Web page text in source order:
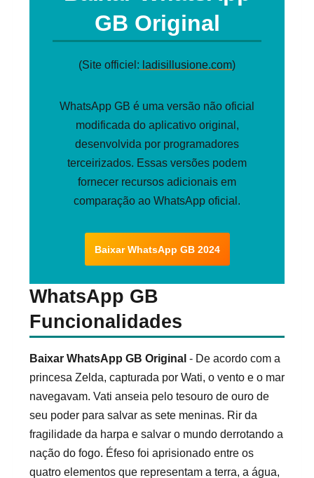
GB Original
(Site officiel: ladisillusione.com)
WhatsApp GB é uma versão não oficial
modificada do aplicativo original,
desenvolvida por programadores
terceirizados. Essas versões podem
fornecer recursos adicionais em
comparação ao WhatsApp oficial.
Baixar WhatsApp GB 2024
WhatsApp GB
Funcionalidades
Baixar WhatsApp GB Original - De acordo com a
princesa Zelda, capturada por Wati, o vento e o mar
navegavam. Vati anseia pelo tesouro de ouro de
seu poder para salvar as sete meninas. Rir da
fragilidade da harpa e salvar o mundo derrotando a
nação do fogo. Éfeso foi aprisionado entre os
quatro elementos que representam a terra, a água,